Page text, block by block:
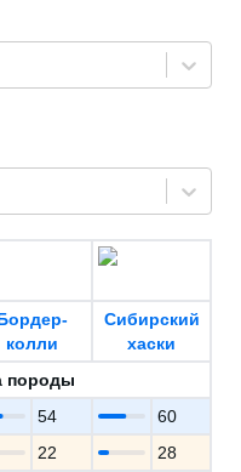
колли
Сибирский
хаски
породы
54
60
22
28